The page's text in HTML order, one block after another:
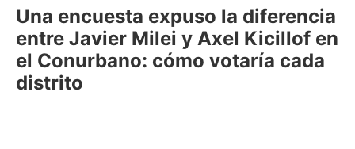
Una encuesta expuso la diferencia
entre Javier Milei y Axel Kicillof en
el Conurbano: cómo votaría cada
distrito